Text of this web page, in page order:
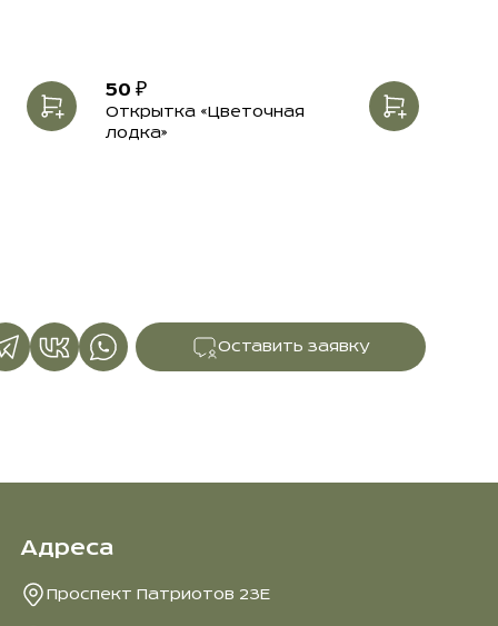
Открытка «Цветочная
лодка»
50 ₽
Оставить заявку
Адреса
Проспект Патриотов 23Е